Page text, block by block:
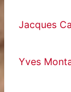
Jacques
Yves